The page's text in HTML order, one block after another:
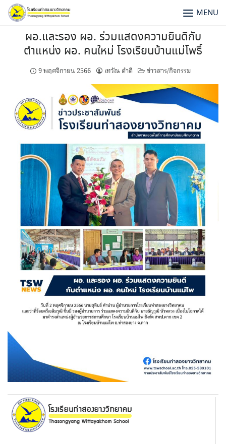
MENU
ผอ.และรอง ผอ. ร่วมแสดงความยินดีกับ
ตำแหน่ง ผอ. คนใหม่ โรงเรียนบ้านแม่โพธิ์
9 พฤศจิกายน 2566 เทวัณ ดำดี ข่าวสาร/กิจกรรม